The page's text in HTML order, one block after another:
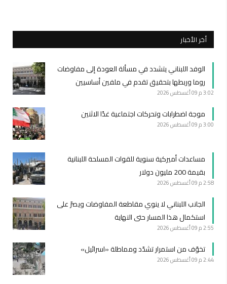
أخر الأخبار
الوفد اللبناني يتشدد في مسألة العودة إلى مفاوضات
روما وربطها بتحقيق تقدم في ملفين أساسيين
3:02 م 09 أغسطس 2026
موجة اضطرابات وتحركات اجتماعية غدًا الاثنين
3:00 م 09 أغسطس 2026
مساعدات أميركية سنوية للقوات المسلحة اللبنانية
بقيمة 200 مليون دولار
2:58 م 09 أغسطس 2026
الجانب اللبناني لا ينوي مقاطعة المفاوضات ويصرّ على
استكمال هذا المسار حتى النهاية
2:55 م 09 أغسطس 2026
تخوّف من استمرار تشدّد ومماطلة «اسرائيل»
2:44 م 09 أغسطس 2026